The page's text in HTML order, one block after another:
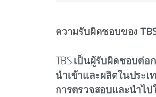
ความรับผิดชอบของ
TBS เป็นผู้รับผิดชอบต่
นำเข้าและผลิตในประเ
การตรวจสอบและนำไ